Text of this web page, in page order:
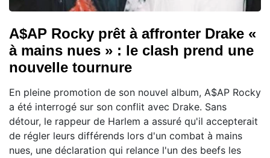
A$AP Rocky prêt à affronter Drake «
à mains nues » : le clash prend une
nouvelle tournure
En pleine promotion de son nouvel album, A$AP Rocky
a été interrogé sur son conflit avec Drake. Sans
détour, le rappeur de Harlem a assuré qu'il accepterait
de régler leurs différends lors d'un combat à mains
nues, une déclaration qui relance l'un des beefs les